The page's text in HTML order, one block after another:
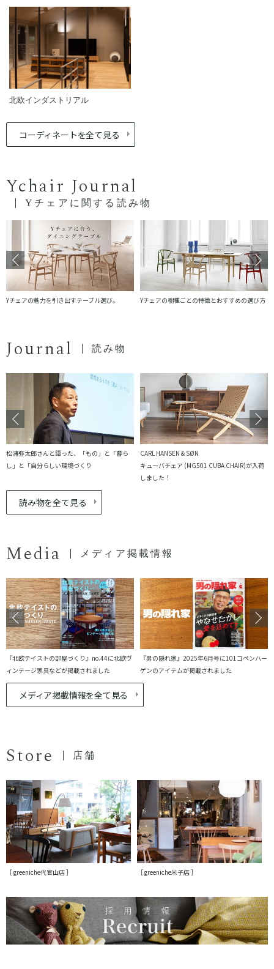
北欧インダストリアル
コーディネートを全て見る
Ychair Journal
Yチェアに関する読み物
Yチェアの魅力を引き出すテーブル選び。 Yチェアの樹種ごとの特徴とおすすめの選び方
Journal 読み物
松浦弥太郎さんと語った、「もの」と「暮ら
し」と「自分らしい環境づくり
CARL HANSEN & SØN
キューバチェア (MG501 CUBA CHAIR)が入荷
しました！
読み物を全て見る
Media メディア掲載情報
『北欧テイストの部屋づくり』no.44に北欧ヴ
ィンテージ家具などが掲載されました
『男の隠れ家』2025年6月号に101コペンハー
ゲンのアイテムが掲載されました
メディア掲載情報を全て見る
Store 店舗
［ greeniche代官山店 ］ ［ greeniche米子店 ］